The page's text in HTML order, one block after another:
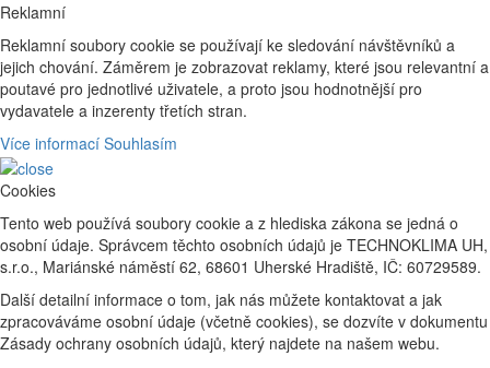
Reklamní
Reklamní soubory cookie se používají ke sledování návštěvníků a
jejich chování. Záměrem je zobrazovat reklamy, které jsou relevantní a
poutavé pro jednotlivé uživatele, a proto jsou hodnotnější pro
vydavatele a inzerenty třetích stran.
Více informací Souhlasím
Cookies
Tento web používá soubory cookie a z hlediska zákona se jedná o
osobní údaje. Správcem těchto osobních údajů je TECHNOKLIMA UH,
s.r.o., Mariánské náměstí 62, 68601 Uherské Hradiště, IČ: 60729589.
Další detailní informace o tom, jak nás můžete kontaktovat a jak
zpracováváme osobní údaje (včetně cookies), se dozvíte v dokumentu
Zásady ochrany osobních údajů, který najdete na našem webu.